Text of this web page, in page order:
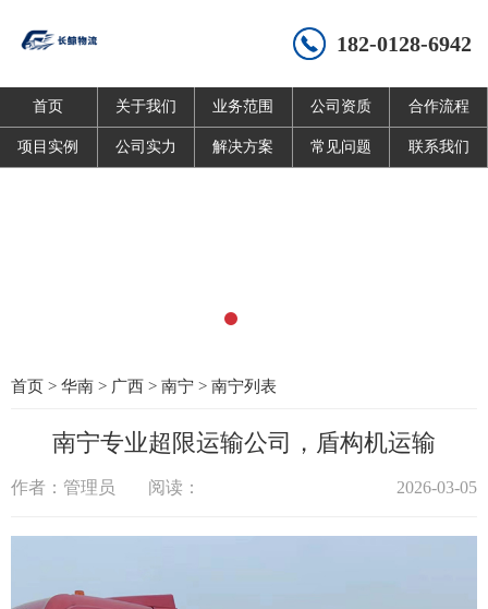
182-0128-6942
首页 关于我们 业务范围 公司资质 合作流程
项目实例 公司实力 解决方案 常见问题 联系我们
首页 > 华南 > 广西 > 南宁 > 南宁列表
南宁专业超限运输公司，盾构机运输
作者：管理员 阅读： 2026-03-05